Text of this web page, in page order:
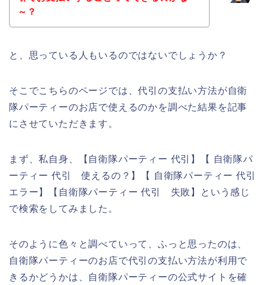
～？
と、思っている人もいるのではないでしょうか？
そこでこちらのページでは、代引の支払い方法が自衛
隊パーティーのお店で使えるのかを調べた結果を記事
にさせていただきます。
まず、私自身、【自衛隊パーティー 代引】【 自衛隊パ
ーティー 代引 使えるの？】【 自衛隊パーティー 代引
エラー】【自衛隊パーティー 代引 失敗】という感じ
で検索をしてみました。
そのように色々と調べていって、ふっと思ったのは、
自衛隊パーティーのお店で代引の支払い方法が利用で
きるかどうかは、自衛隊パーティーの公式サイトを確